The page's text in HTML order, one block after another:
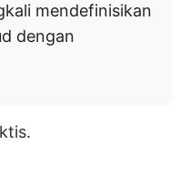
mendefinisikan
dengan